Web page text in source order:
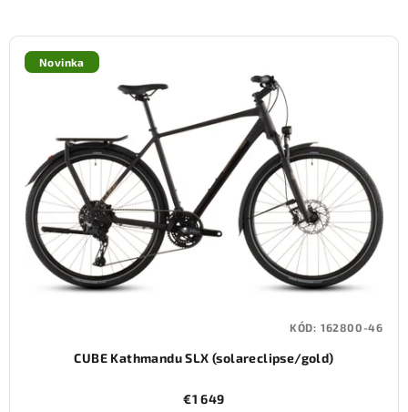
Novinka
CUBE Kathmandu SLX (solareclipse/gold)
€1 649
KÓD: 162800-46